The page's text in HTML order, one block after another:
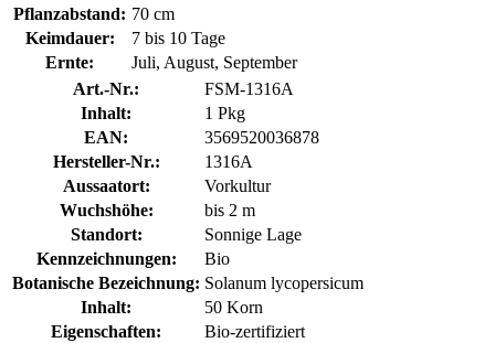
Pflanzabstand: 70 cm
Keimdauer:
7 bis 10 Tage
Ernte:
Juli, August, September
Art.-Nr.:
FSM-1316A
Inhalt:
1 Pkg
EAN:
3569520036878
Hersteller-Nr.:
1316A
Aussaatort:
Vorkultur
Wuchshöhe:
bis 2 m
Standort:
Sonnige Lage
Kennzeichnungen:
Bio
Botanische Bezeichnung: Solanum lycopersicum
Inhalt:
50 Korn
Eigenschaften:
Bio-zertifiziert